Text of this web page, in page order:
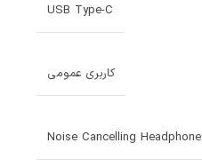
USB Type-C
کاربری عمومی
Noise Cancelling Headphone